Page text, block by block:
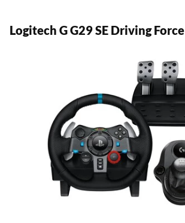
Logitech G G29 SE Driving Force